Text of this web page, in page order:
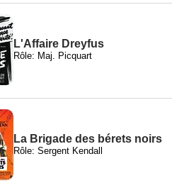
L'Affaire Dreyfus
Rôle: Maj. Picquart
La Brigade des bérets noirs
Rôle: Sergent Kendall